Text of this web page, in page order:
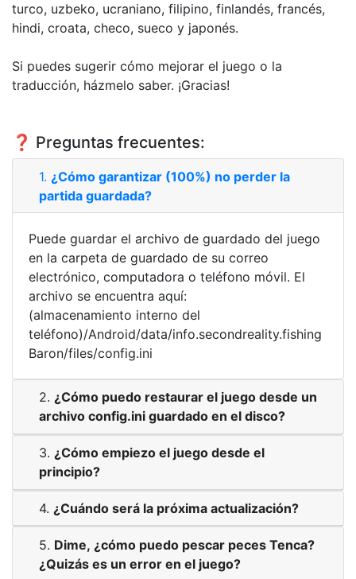
turco, uzbeko, ucraniano, filipino, finlandés, francés,
hindi, croata, checo, sueco y japonés.
Si puedes sugerir cómo mejorar el juego o la
traducción, házmelo saber. ¡Gracias!
❓ Preguntas frecuentes:
1. ¿Cómo garantizar (100%) no perder la
partida guardada?
Puede guardar el archivo de guardado del juego
en la carpeta de guardado de su correo
electrónico, computadora o teléfono móvil. El
archivo se encuentra aquí:
(almacenamiento interno del
teléfono)/Android/data/info.secondreality.fishing
Baron/files/config.ini
2. ¿Cómo puedo restaurar el juego desde un
archivo config.ini guardado en el disco?
3. ¿Cómo empiezo el juego desde el
principio?
4. ¿Cuándo será la próxima actualización?
5. Dime, ¿cómo puedo pescar peces Tenca?
¿Quizás es un error en el juego?